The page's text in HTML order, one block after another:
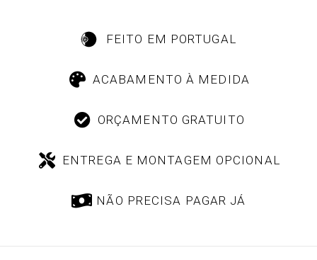
FEITO EM PORTUGAL
ACABAMENTO À MEDIDA
ORÇAMENTO GRATUITO
ENTREGA E MONTAGEM OPCIONAL
NÃO PRECISA PAGAR JÁ